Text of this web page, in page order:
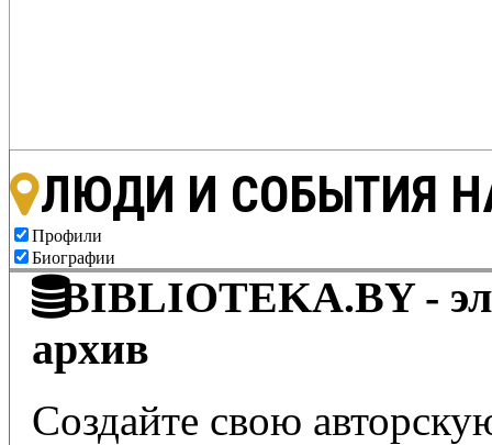
ЛЮДИ И СОБЫТИЯ
Профили
Биографии
BIBLIOTEKA.BY -
архив
Создайте свою